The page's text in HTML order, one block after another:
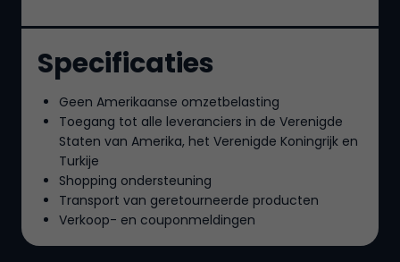
Specificaties
Geen Amerikaanse omzetbelasting
Toegang tot alle leveranciers in de Verenigde
Staten van Amerika, het Verenigde Koningrijk en
Turkije
Shopping ondersteuning
Transport van geretourneerde producten
Verkoop- en couponmeldingen